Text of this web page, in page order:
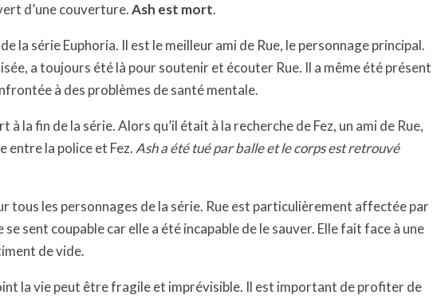
d’une couverture.Ash est mort.
la série Euphoria. Il est le meilleur ami de Rue, le personnage principal.
a toujours été là pour soutenir et écouter Rue. Il a même été présent
à des problèmes de santé mentale.
la fin de la série. Alors qu’il était à la recherche de Fez, un ami de Rue,
entre la police et Fez. Ash a été tué par balle et le corps est retrouvé
tous les personnages de la série. Rue est particulièrement affectée par
sent coupable car elle a été incapable de le sauver. Elle fait face à une
de vide.
la vie peut être fragile et imprévisible. Il est important de profiter de